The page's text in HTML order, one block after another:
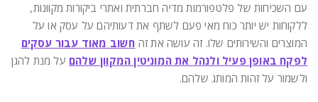
עם השכיחות של פלטפורמות מדיה חברתית ואתרי ביקורות מקוונות,
ללקוחות יש יותר כוח מאי פעם לשתף את דעותיהם על עסק או על
המוצרים והשירותים שלו. זה עושה את זה חשוב מאוד עבור עסקים
לפקח באופן פעיל ולנהל את המוניטין המקוון שלהם על מנת להגן
ולשמור על זהות המותג שלהם.